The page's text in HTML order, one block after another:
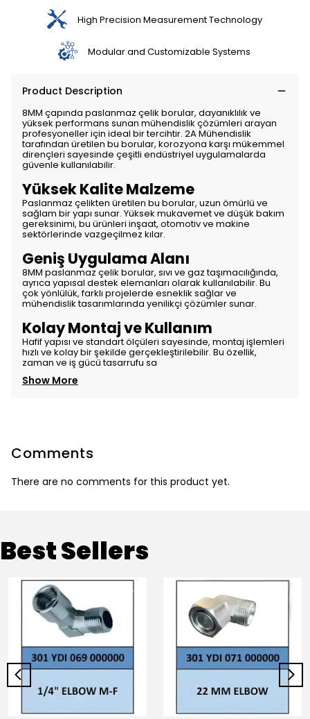
High Precision Measurement Technology
Modular and Customizable Systems
Product Description
8MM çapında paslanmaz çelik borular, dayanıklılık ve
yüksek performans sunan mühendislik çözümleri arayan
profesyoneller için ideal bir tercihtir. 2A Mühendislik
tarafından üretilen bu borular, korozyona karşı mükemmel
dirençleri sayesinde çeşitli endüstriyel uygulamalarda
güvenle kullanılabilir.
Yüksek Kalite Malzeme
Paslanmaz çelikten üretilen bu borular, uzun ömürlü ve
sağlam bir yapı sunar. Yüksek mukavemet ve düşük bakım
gereksinimi, bu ürünleri inşaat, otomotiv ve makine
sektörlerinde vazgeçilmez kılar.
Geniş Uygulama Alanı
8MM paslanmaz çelik borular, sıvı ve gaz taşımacılığında,
ayrıca yapısal destek elemanları olarak kullanılabilir. Bu
çok yönlülük, farklı projelerde esneklik sağlar ve
mühendislik tasarımlarında yenilikçi çözümler sunar.
Kolay Montaj ve Kullanım
Hafif yapısı ve standart ölçüleri sayesinde, montaj işlemleri
hızlı ve kolay bir şekilde gerçekleştirilebilir. Bu özellik,
zaman ve iş gücü tasarrufu sa
Show More
Comments
There are no comments for this product yet.
Best Sellers